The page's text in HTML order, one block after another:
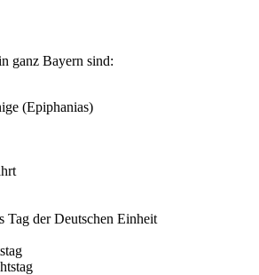
ganz Bayern sind:
(Epiphanias)
Tag der Deutschen Einheit